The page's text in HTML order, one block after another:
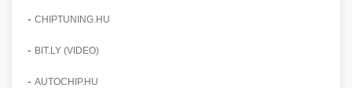
- CHIPTUNING.HU
- BIT.LY (VIDEO)
- AUTOCHIP.HU